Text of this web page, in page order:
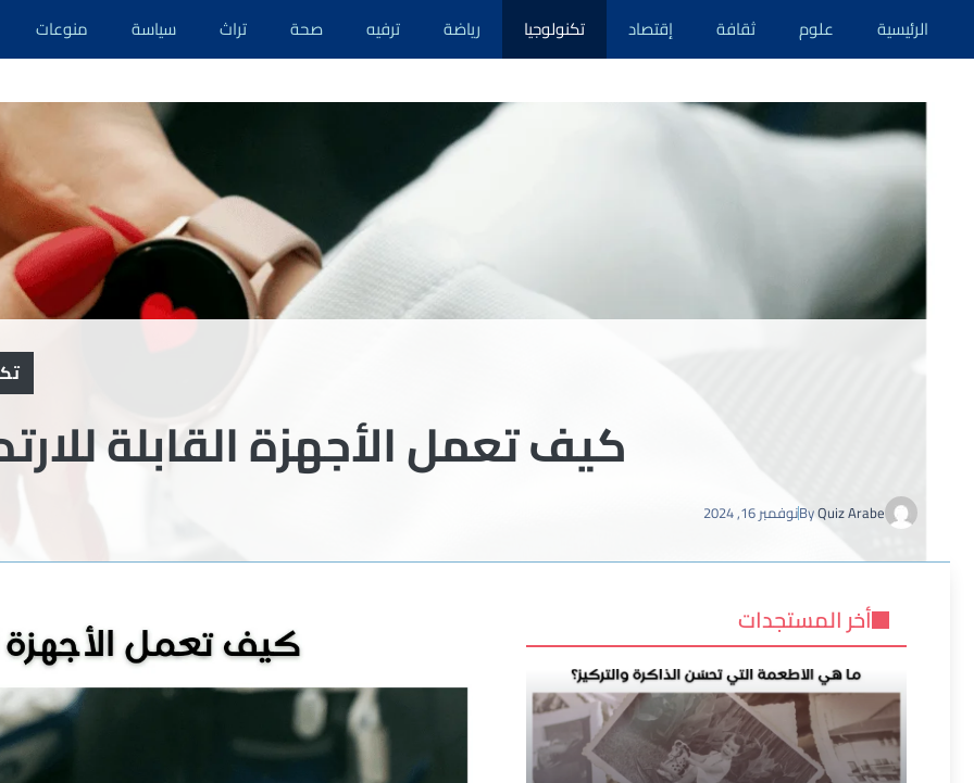
الرئيسية علوم ثقافة إقتصاد تكنولوجيا رياضة ترفيه صحة تراث سياسة منوعات
كيف تعمل الأجهزة القابلة
ByQuiz Arabe نوفمبر 16, 2024
أخر المستجدات